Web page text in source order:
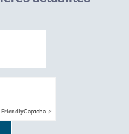
FriendlyCaptcha ⇗